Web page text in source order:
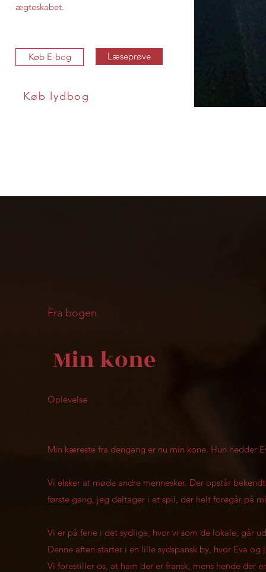
ægteskabet.
Køb E-bog Læseprøve
Køb lydbog
Fra bogen
Min kone
Oplevelse
Min kæreste fra dengang er nu min kone. Hun hedder
Vi elsker at møde andre mennesker. Der opstår
første gang, jeg deltager i et spil, der helt foregår på
Vi er på ferie i det sydlige, hvor vi som de lokale, går
Denne aften starter i en lille sydspansk by, hvor Eva
Vi forestiller os, at ham der er fransk, mens hende der